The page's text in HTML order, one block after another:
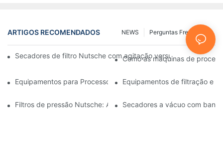
ARTIGOS RECOMENDADOS Perguntas Frequentes
NEWS
Secadores de filtro Nutsche com agitação versus outros
Como as máquinas de
Equipamentos para Processos Industriais: Inovações que
Equipamentos de filtração e
Filtros de pressão Nutsche: Aplicações nas indústrias química
Secadores a vácuo com